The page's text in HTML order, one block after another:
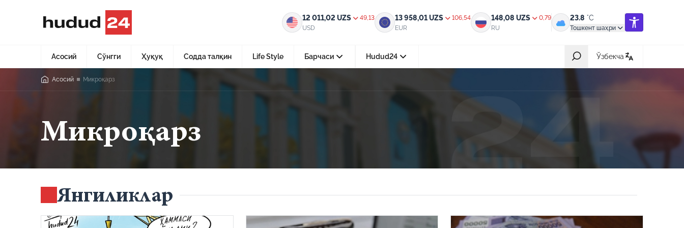
12 011,02 UZS
49,13
USD
13 958,01UZS
106,54
EUR
148,08 UZS
0,79
RU
23.8 °C
Тошкент шаҳри
Асосий Сўнгги Ҳуқуқ Содда талқин Life Style Барчаси Hudud24
Тошкент ш.
05-август 2026, 04:36
форматда ўрганиш имконияти
туриб (онлайн) фойдаланиш янада
Ўзбекча
Асосий Микроқарз
Микроқарз
Янгиликлар